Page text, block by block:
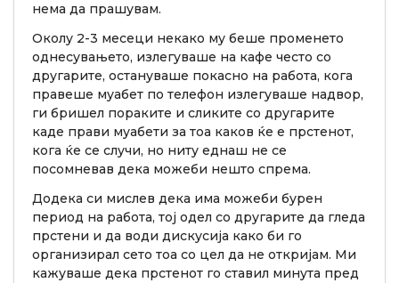
нема да прашувам.
Околу 2-3 месеци некако му беше променето
однесувањето, излегуваше на кафе често со
другарите, остануваше покасно на работа, кога
правеше муабет по телефон излегуваше надвор,
ги бришел пораките и сликите со другарите
каде прави муабети за тоа каков ќе е прстенот,
кога ќе се случи, но ниту еднаш не се
посомневав дека можеби нешто спрема.
Додека си мислев дека има можеби бурен
период на работа, тој одел со другарите да гледа
прстени и да води дискусија како би го
организирал сето тоа со цел да не откријам. Ми
кажуваше дека прстенот го ставил минута пред